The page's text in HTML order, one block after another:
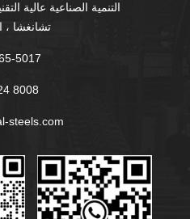
التنمية الصناعية عالية
تشانغشا ،
5017
8008
steels.com